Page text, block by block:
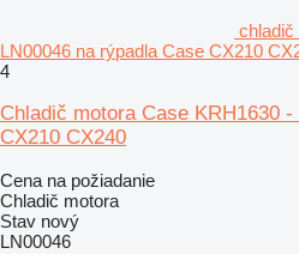
chladič
LN00046 na rýpadla Case CX210
4
Chladič motora Case KRH1630
CX210 CX240
Cena na požiadanie
Chladič motora
Stav nový
LN00046